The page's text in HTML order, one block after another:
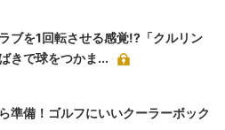
ブを1回転させる感覚!?「クルリン
きで球をつかま...
準備！ゴルフにいいクーラーボック